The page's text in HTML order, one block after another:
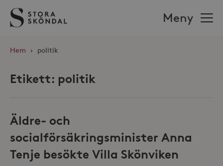
Stora
Sköndal
Meny
Hem › politik
Etikett: politik
Äldre- och
socialförsäkringsminister Anna
Tenje besökte Villa Skönviken